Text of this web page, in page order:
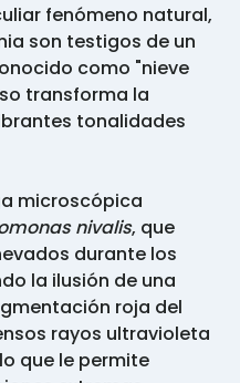
fenómeno natural,
son testigos de un
como "nieve
transforma la
tonalidades
microscópica
nivalis, que
durante los
la ilusión de una
roja del
rayos ultravioleta
que le permite